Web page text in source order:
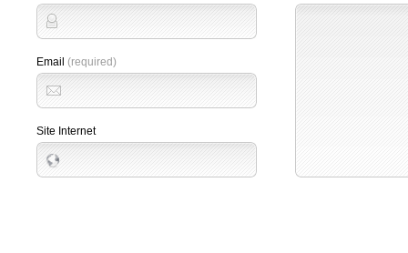
Email (required)
Site Internet